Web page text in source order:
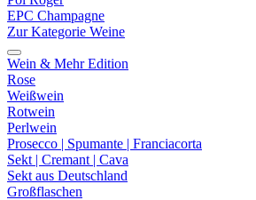
EPC Champagne
Zur Kategorie Weine
Wein & Mehr Edition
Rose
Weißwein
Rotwein
Perlwein
Prosecco | Spumante | Franciacorta
Sekt | Cremant | Cava
Sekt aus Deutschland
Großflaschen